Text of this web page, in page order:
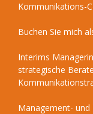
Kommunikations-
Buchen Sie mich
Interims
strategische
Management- und